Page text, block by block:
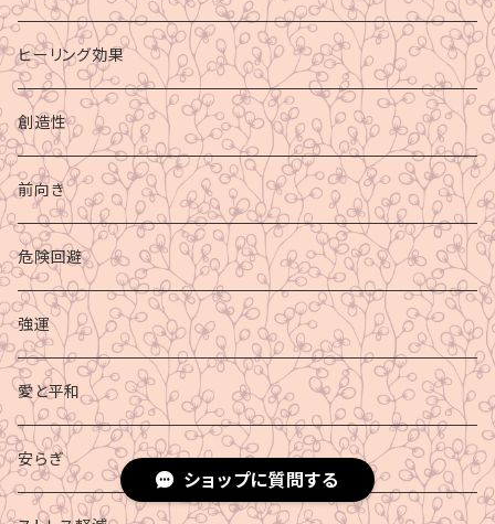
ヒーリング効果
創造性
前向き
危険回避
強運
愛と平和
安らぎ
ショップに質問する